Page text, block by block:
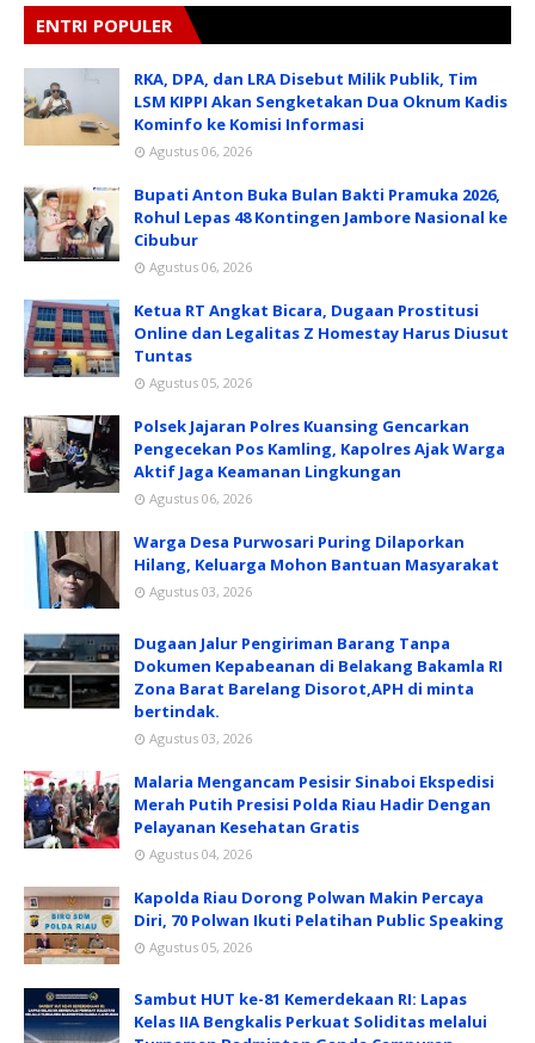
ENTRI POPULER
RKA, DPA, dan LRA Disebut Milik Publik, Tim
LSM KIPPI Akan Sengketakan Dua Oknum Kadis
Kominfo ke Komisi Informasi
Agustus 06, 2026
Bupati Anton Buka Bulan Bakti Pramuka 2026,
Rohul Lepas 48 Kontingen Jambore Nasional ke
Cibubur
Agustus 06, 2026
Ketua RT Angkat Bicara, Dugaan Prostitusi
Online dan Legalitas Z Homestay Harus Diusut
Tuntas
Agustus 05, 2026
Polsek Jajaran Polres Kuansing Gencarkan
Pengecekan Pos Kamling, Kapolres Ajak Warga
Aktif Jaga Keamanan Lingkungan
Agustus 06, 2026
Warga Desa Purwosari Puring Dilaporkan
Hilang, Keluarga Mohon Bantuan Masyarakat
Agustus 03, 2026
Dugaan Jalur Pengiriman Barang Tanpa
Dokumen Kepabeanan di Belakang Bakamla RI
Zona Barat Barelang Disorot,APH di minta
bertindak.
Agustus 03, 2026
Malaria Mengancam Pesisir Sinaboi Ekspedisi
Merah Putih Presisi Polda Riau Hadir Dengan
Pelayanan Kesehatan Gratis
Agustus 04, 2026
Kapolda Riau Dorong Polwan Makin Percaya
Diri, 70 Polwan Ikuti Pelatihan Public Speaking
Agustus 05, 2026
Sambut HUT ke-81 Kemerdekaan RI: Lapas
Kelas IIA Bengkalis Perkuat Soliditas melalui